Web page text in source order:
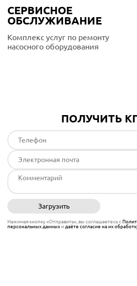
СЕРВИСНОЕ
ОБСЛУЖИВАНИЕ
Комплекс услуг по ремонту
насосного оборудования
ПОЛУЧИТЬ
Загрузить
Нажимая кнопку «Отправить», вы соглашаетесь с
персональных данныхи даёте согласие на их